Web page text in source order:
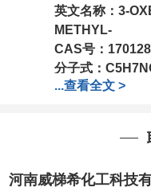
英文名称： 3-
METHYL-
CAS号：
分子式：
分子量：97.12
我司对高校及科
全额退款,并承担
...查看全文 >
河南威梯希化工科技